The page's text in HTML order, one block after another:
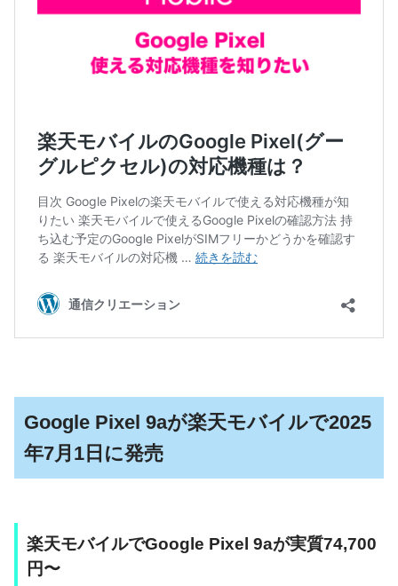
Google Pixel 9aが楽天モバイルで2025
年7月1日に発売
楽天モバイルでGoogle Pixel 9aが実質74,700
円〜